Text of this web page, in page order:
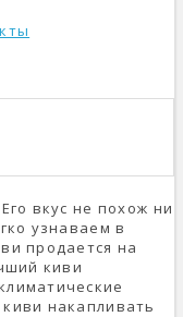
вкус не похож ни
узнаваем в
продается на
киви
накапливать